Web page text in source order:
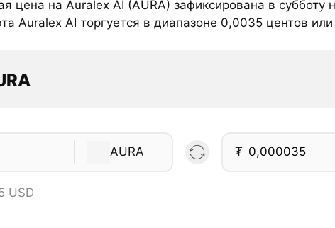
цена на Auralex AI (AURA) зафиксирована в субботу
Auralex AI торгуется в диапазоне 0,0035 центов
AURA ₮
USD